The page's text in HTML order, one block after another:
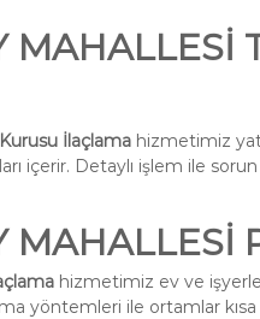
MAHALLESİ
İlaçlama hizmetimiz
içerir. Detaylı işlem ile
MAHALLESİ
hizmetimiz ev ve
yöntemleri ile ortamlar